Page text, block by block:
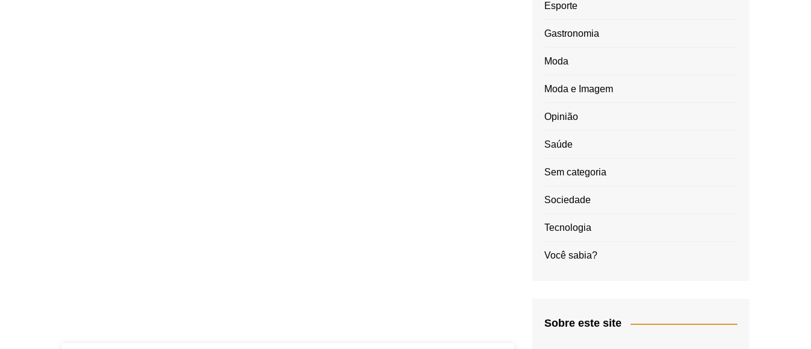
Esporte
Gastronomia
Moda
Moda e Imagem
Opinião
Saúde
Sem categoria
Sociedade
Tecnologia
Você sabia?
Sobre este site